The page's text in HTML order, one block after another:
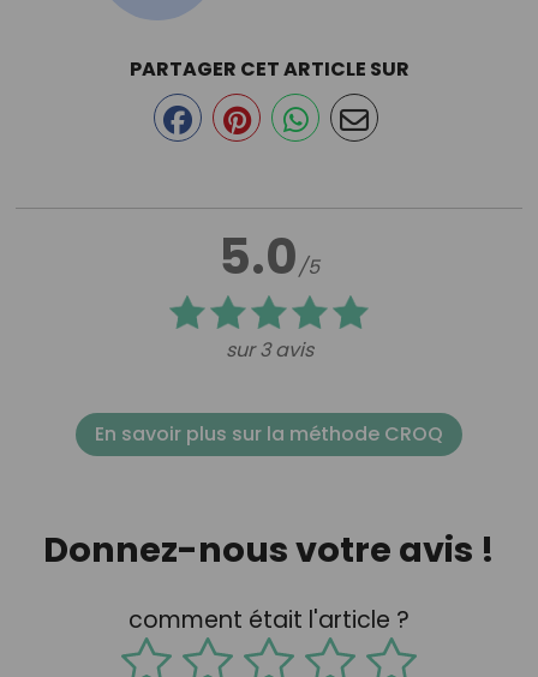
5.0/5
sur 3 avis
PARTAGER CET ARTICLE SUR
En savoir plus sur la méthode CROQ
Donnez-nous votre avis !
comment était l'article ?